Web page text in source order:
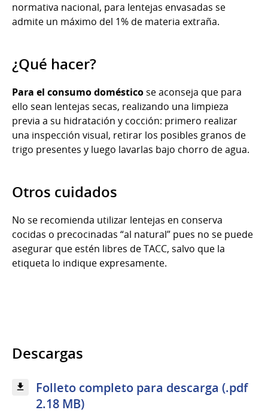
normativa nacional, para lentejas envasadas se
admite un máximo del 1% de materia extraña.
¿Qué hacer?
Para el consumo domésticose aconseja que para
ello sean lentejas secas, realizando una limpieza
previa a su hidratación y cocción: primero realizar
una inspección visual, retirar los posibles granos de
trigo presentes y luego lavarlas bajo chorro de agua.
Otros cuidados
No se recomienda utilizar lentejas en conserva
cocidas o precocinadas “al natural” pues no se puede
asegurar que estén libres de TACC, salvo que la
etiqueta lo indique expresamente.
Descargas
Folleto completo para descarga (.pdf
2.18 MB)